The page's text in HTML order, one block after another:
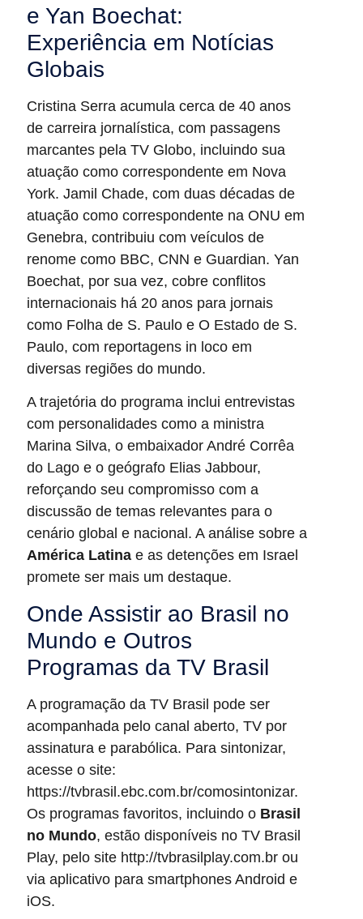
e Yan Boechat:
Experiência em Notícias
Globais
Cristina Serra acumula cerca de 40 anos
de carreira jornalística, com passagens
marcantes pela TV Globo, incluindo sua
atuação como correspondente em Nova
York. Jamil Chade, com duas décadas de
atuação como correspondente na ONU em
Genebra, contribuiu com veículos de
renome como BBC, CNN e Guardian. Yan
Boechat, por sua vez, cobre conflitos
internacionais há 20 anos para jornais
como Folha de S. Paulo e O Estado de S.
Paulo, com reportagens in loco em
diversas regiões do mundo.
A trajetória do programa inclui entrevistas
com personalidades como a ministra
Marina Silva, o embaixador André Corrêa
do Lago e o geógrafo Elias Jabbour,
reforçando seu compromisso com a
discussão de temas relevantes para o
cenário global e nacional. A análise sobre a
América Latina e as detenções em Israel
promete ser mais um destaque.
Onde Assistir ao Brasil no
Mundo e Outros
Programas da TV Brasil
A programação da TV Brasil pode ser
acompanhada pelo canal aberto, TV por
assinatura e parabólica. Para sintonizar,
acesse o site:
https://tvbrasil.ebc.com.br/comosintonizar.
Os programas favoritos, incluindo o Brasil
no Mundo, estão disponíveis no TV Brasil
Play, pelo site http://tvbrasilplay.com.br ou
via aplicativo para smartphones Android e
iOS.